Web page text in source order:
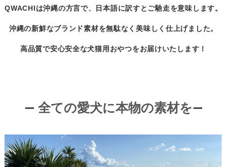
QWACHIは沖縄の方言で、日本語に訳すとご馳走を意味します。
沖縄の新鮮なブランド素材を無駄なく美味しく仕上げました。
高品質で安心安全な犬猫用おやつをお届けいたします！
ー 全ての愛犬に本物の素材をー